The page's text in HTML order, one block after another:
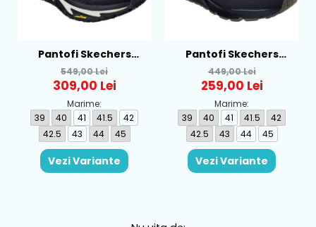
Pantofi Skechers
Sneakers ArchFit Road
Walker, Negru - 237333
549,00 Lei
309,00 Lei
Marime:
39
40 41 41.5
42
42.5
43 44 45
Vezi Variante
Pantofi Skechers
Sneakers Uno - Suited
On Air, Negru - 183004-
BBK
449,00 Lei
259,00 Lei
Marime:
39
40 41 41.5
42
42.5
43 44 45
Vezi Variante